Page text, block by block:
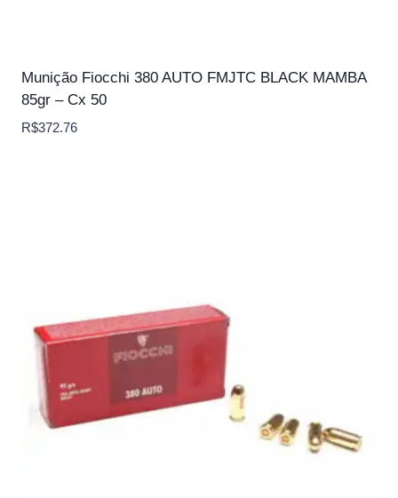
Munição Fiocchi 380 AUTO FMJTC BLACK MAMBA
85gr – Cx 50
R$372.76